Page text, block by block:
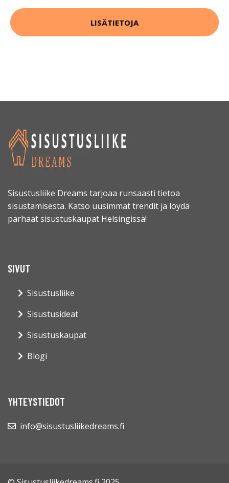
LISÄTIETOJA
Sisustusliike Dreams tarjoaa runsaasti tietoa
sisustamisesta. Katso uusimmat trendit ja löydä
parhaat sisustuskaupat Helsingissä!
SIVUT
Sisustusliike
Sisustusideat
Sisustuskaupat
Blogi
YHTEYSTIEDOT
info@sisustusliikedreams.fi